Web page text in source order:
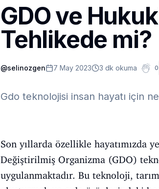
GDO ve
Tehlikede mi?
@selinozgen 7 May 2023 3 dk okuma 0
Gdo teknolojisi insan hayatı için
Son yıllarda özellikle
Değiştirilmiş Organizma (GDO)
uygulanmaktadır. Bu teknoloji,